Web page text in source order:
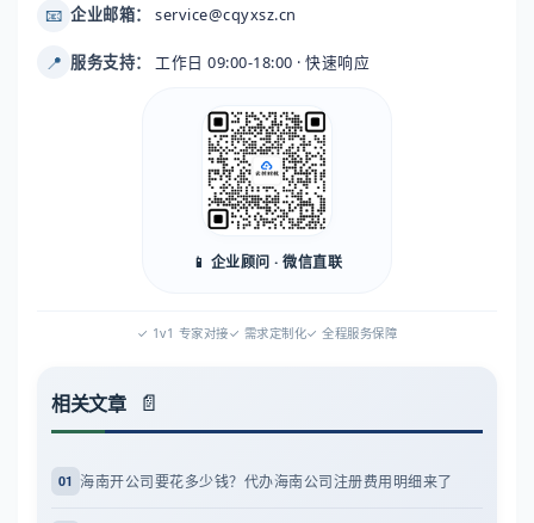
📧 企业邮箱： service@cqyxsz.cn
📍 服务支持： 工作日 09:00-18:00 · 快速响应
📱 企业顾问 · 微信直联
✓ 1v1 专家对接✓ 需求定制化✓ 全程服务保障
相关文章
01 海南开公司要花多少钱？代办海南公司注册费用明细来了